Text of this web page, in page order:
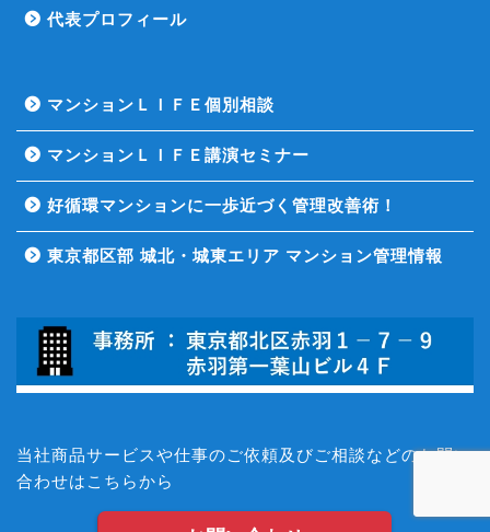
代表プロフィール
マンションＬＩＦＥ個別相談
マンションＬＩＦＥ講演セミナー
好循環マンションに一歩近づく管理改善術！
東京都区部 城北・城東エリア マンション管理情報
当社商品サービスや仕事のご依頼及びご相談などのお問い
合わせはこちらから